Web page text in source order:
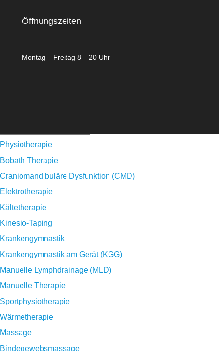
Öffnungszeiten
Montag – Freitag 8 – 20 Uhr
Physiotherapie
Bobath Therapie
Craniomandibuläre Dysfunktion (CMD)
Elektrotherapie
Kältetherapie
Kinesio-Taping
Krankengymnastik
Krankengymnastik am Gerät (KGG)
Manuelle Lymphdrainage (MLD)
Manuelle Therapie
Sportphysiotherapie
Wärmetherapie
Massage
Bindegewebsmassage